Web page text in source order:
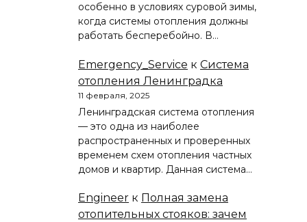
особенно в условиях суровой зимы,
когда системы отопления должны
работать бесперебойно. В…
Emergency_Service к Система
отопления Ленинградка
11 февраля, 2025
Ленинградская система отопления
— это одна из наиболее
распространенных и проверенных
временем схем отопления частных
домов и квартир. Данная система…
Engineer к Полная замена
отопительных стояков: зачем